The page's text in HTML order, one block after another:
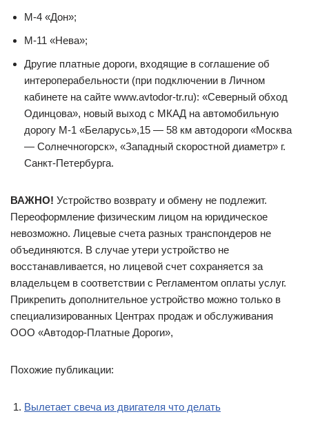
М-4 «Дон»;
М-11 «Нева»;
Другие платные дороги, входящие в соглашение об
интероперабельности (при подключении в Личном
кабинете на сайте www.avtodor-tr.ru): «Северный обход
Одинцова», новый выход с МКАД на автомобильную
дорогу М-1 «Беларусь»,15 — 58 км автодороги «Москва
— Солнечногорск», «Западный скоростной диаметр» г.
Санкт-Петербурга.
ВАЖНО! Устройство возврату и обмену не подлежит.
Переоформление физическим лицом на юридическое
невозможно. Лицевые счета разных транспондеров не
объединяются. В случае утери устройство не
восстанавливается, но лицевой счет сохраняется за
владельцем в соответствии с Регламентом оплаты услуг.
Прикрепить дополнительное устройство можно только в
специализированных Центрах продаж и обслуживания
ООО «Автодор-Платные Дороги»,
Похожие публикации:
Вылетает свеча из двигателя что делать